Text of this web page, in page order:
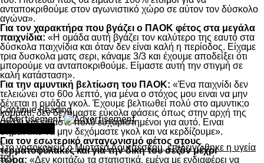
ανταποκριθούμε στον αγωνιστικό χώρο σε αύτον τον δύσκολο
αγώνα».
Για τον χαρακτήρα που βγάζει ο ΠΑΟΚ φέτος στα μεγάλα
παιχνίδια: «Η ομάδα αυτή βγάζει τον καλύτερο της εαυτό στα
δύσκολα παιχνίδια και όταν δεν είναι καλή η περίοδος. Είχαμε
τρια δυσκολα ματς σερι, κάναμε 3/3 και έχουμε αποδείξει ότι
μπορούμε να ανταποκριθούμε. Είμαστε αυτή την στιγμή σε
καλή κατάσταση».
Για την αμυντική βελτίωση του ΠΑΟΚ: «Ένα παιχνίδι δεν
τελειώνει στο 60ο λεπτό, για μένα ο στόχος μου ειναι να μην
δέχεται η ομάδα γκολ. Έχουμε βελτιωθεί πολύ στο αμυντικ;o
κομμάτι, δεν δεχόμαστε εύκολα φάσεις όπως στην αρχή της
σεζόν και είμαστε πολύ ευχαριστημένοι για αυτό. Ειναι
σημαντικό να μην δεχόμαστε γκολ και να κερδίζουμε».
Για τον εσωτερικό ανταγωνισμό φέτος στους
τερματοφύλακες και για την δική του σεζόν μέχρι
τώρα: «Δεν κοιτάζω τα στατιστικά, εμένα με ενδιαφέρει να
Continue Reading
Advertisement
Στο νοσοκομείο ο Μιρτσέα Λουτσέσκου, επιδεινώθηκε η υγεία
του